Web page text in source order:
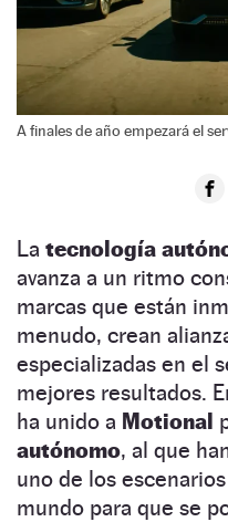
A finales de año empezará el
La tecnología
avanza a un ritmo
marcas que están
menudo, crean
especializadas en el
mejores resultados.
ha unido a Motional
autónomo, al que
uno de los
mundo para que se